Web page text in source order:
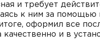
и требует
к ним за помощью
оформил все
качественно и в